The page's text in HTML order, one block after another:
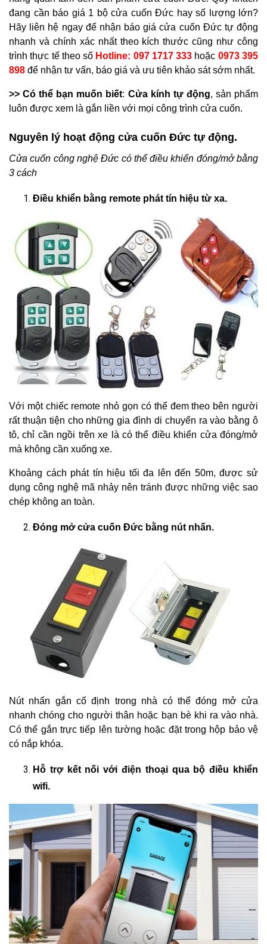
đang cần báo giá 1 bộ cửa cuốn Đức hay số lượng lớn?
Hãy liên hệ ngay để nhận báo giá cửa cuốn Đức tự động
nhanh và chính xác nhất theo kích thước cũng như công
trình thực tế theo số Hotline: 097 1717 333 hoặc 0973 395
898 để nhận tư vấn, báo giá và ưu tiên khảo sát sớm nhất.
>> Có thể bạn muốn biết: Cửa kính tự động, sản phẩm
luôn được xem là gắn liền với mọi công trình cửa cuốn.
Nguyên lý hoạt động cửa cuốn Đức tự động.
Cửa cuốn công nghệ Đức có thể điều khiển đóng/mở bằng
3 cách
Điều khiển bằng remote phát tín hiệu từ xa.
Với một chiếc remote nhỏ gọn có thể đem theo bên người
rất thuận tiện cho những gia đình di chuyển ra vào bằng ô
tô, chỉ cần ngồi trên xe là có thể điều khiển cửa đóng/mở
mà không cần xuống xe.
Khoảng cách phát tín hiệu tối đa lên đến 50m, được sử
dụng công nghệ mã nhảy nên tránh được những việc sao
chép không an toàn.
Đóng mở cửa cuốn Đức bằng nút nhấn.
Nút nhấn gắn cố định trong nhà có thể đóng mở cửa
nhanh chóng cho người thân hoặc bạn bè khi ra vào nhà.
Có thể gắn trực tiếp lên tường hoặc đặt trong hộp bảo vệ
có nắp khóa.
Hỗ trợ kết nối với điện thoại qua bộ điều khiển
wifi.